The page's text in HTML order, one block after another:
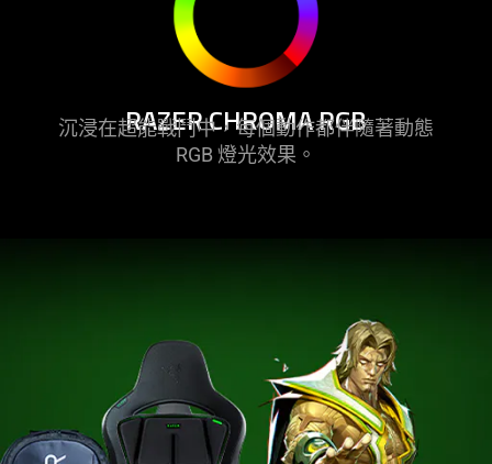
RAZER CHROMA RGB
沉浸在超能戰鬥中，每個動作都伴隨著動態
RGB 燈光效果 。